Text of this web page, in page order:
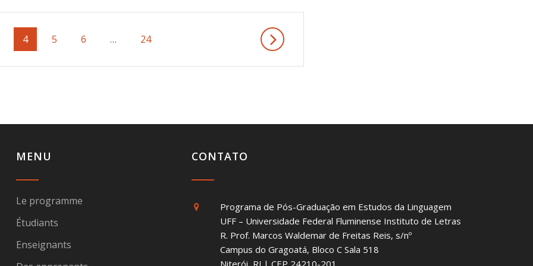
Page
4 Page
5 Page
6 … Page
24
MENU
Le programme
Étudiants
Enseignants
CONTATO
Programa de Pós-Graduação em Estudos da Linguagem
UFF – Universidade Federal Fluminense Instituto de Letras
R. Prof. Marcos Waldemar de Freitas Reis, s/nº
Campus do Gragoatá, Bloco C Sala 518
Niterói, RJ | CEP 24210-201